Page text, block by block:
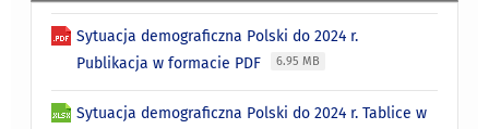
Sytuacja demograficzna Polski do 2024 r.
Publikacja w formacie PDF
6.95 MB
Sytuacja demograficzna Polski do 2024 r. Tablice w